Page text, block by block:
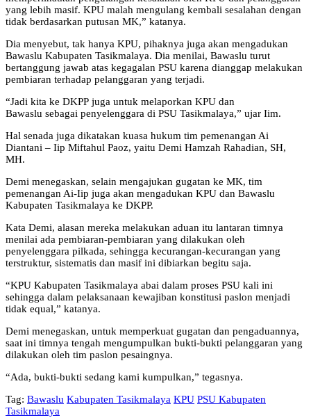
yang lebih masif. KPU malah mengulang kembali sesalahan dengan
tidak berdasarkan putusan MK,” katanya.
Dia menyebut, tak hanya KPU, pihaknya juga akan mengadukan
Bawaslu Kabupaten Tasikmalaya. Dia menilai, Bawaslu turut
bertanggung jawab atas kegagalan PSU karena dianggap melakukan
pembiaran terhadap pelanggaran yang terjadi.
“Jadi kita ke DKPP juga untuk melaporkan KPU dan
Bawaslu sebagai penyelenggara di PSU Tasikmalaya,” ujar Iim.
Hal senada juga dikatakan kuasa hukum tim pemenangan Ai
Diantani – Iip Miftahul Paoz, yaitu Demi Hamzah Rahadian, SH,
MH.
Demi menegaskan, selain mengajukan gugatan ke MK, tim
pemenangan Ai-Iip juga akan mengadukan KPU dan Bawaslu
Kabupaten Tasikmalaya ke DKPP.
Kata Demi, alasan mereka melakukan aduan itu lantaran timnya
menilai ada pembiaran-pembiaran yang dilakukan oleh
penyelenggara pilkada, sehingga kecurangan-kecurangan yang
terstruktur, sistematis dan masif ini dibiarkan begitu saja.
“KPU Kabupaten Tasikmalaya abai dalam proses PSU kali ini
sehingga dalam pelaksanaan kewajiban konstitusi paslon menjadi
tidak equal,” katanya.
Demi menegaskan, untuk memperkuat gugatan dan pengaduannya,
saat ini timnya tengah mengumpulkan bukti-bukti pelanggaran yang
dilakukan oleh tim paslon pesaingnya.
“Ada, bukti-bukti sedang kami kumpulkan,” tegasnya.
Tag: Bawaslu Kabupaten Tasikmalaya KPU PSU Kabupaten
Tasikmalaya